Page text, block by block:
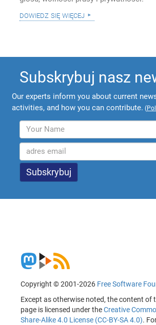
dowiedz się więcej
Subskrybuj nasz
Our experts inform you about current
activities, and how you can contribute. (
Copyright © 2001-2026 Free Software
Except as otherwise noted, the content of
page is licensed under theCreative
Share-Alike 4.0 License (CC-BY-SA 4.0).